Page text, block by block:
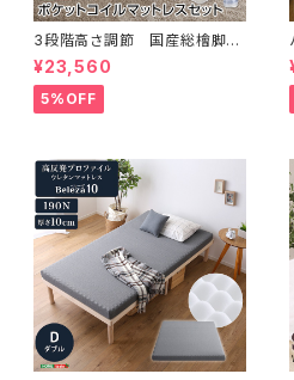
3段階高さ調節 国産総檜脚付
きすのこベッド 【Pierna-ピエル
ナ-】(ポケットコイルロールマッ
トレス付き) シングル LHK-H
RM-S
¥23,560
5%OFF